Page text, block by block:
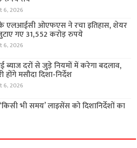
6, 2026
एलआईसी ओएफएस ने रचा इतिहास, शेयर
गए 31,552 करोड़ रुपये
6, 2026
दरों से जुड़े नियमों में करेगा बदलाव,
होंगे मसौदा दिशा-निर्देश
6, 2026
भी समय’ लाइसेंस को दिशानिर्देशों का